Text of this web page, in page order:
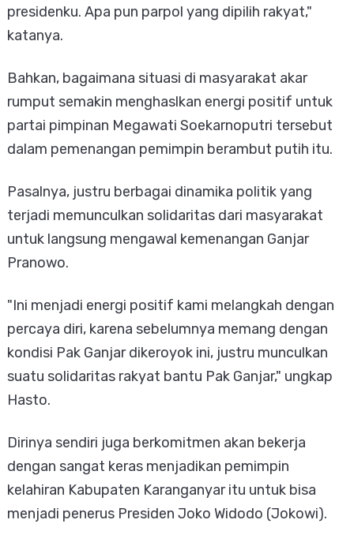
presidenku. Apa pun parpol yang dipilih rakyat,"
katanya.
Bahkan, bagaimana situasi di masyarakat akar
rumput semakin menghaslkan energi positif untuk
partai pimpinan Megawati Soekarnoputri tersebut
dalam pemenangan pemimpin berambut putih itu.
Pasalnya, justru berbagai dinamika politik yang
terjadi memunculkan solidaritas dari masyarakat
untuk langsung mengawal kemenangan Ganjar
Pranowo.
"Ini menjadi energi positif kami melangkah dengan
percaya diri, karena sebelumnya memang dengan
kondisi Pak Ganjar dikeroyok ini, justru munculkan
suatu solidaritas rakyat bantu Pak Ganjar," ungkap
Hasto.
Dirinya sendiri juga berkomitmen akan bekerja
dengan sangat keras menjadikan pemimpin
kelahiran Kabupaten Karanganyar itu untuk bisa
menjadi penerus Presiden Joko Widodo (Jokowi).